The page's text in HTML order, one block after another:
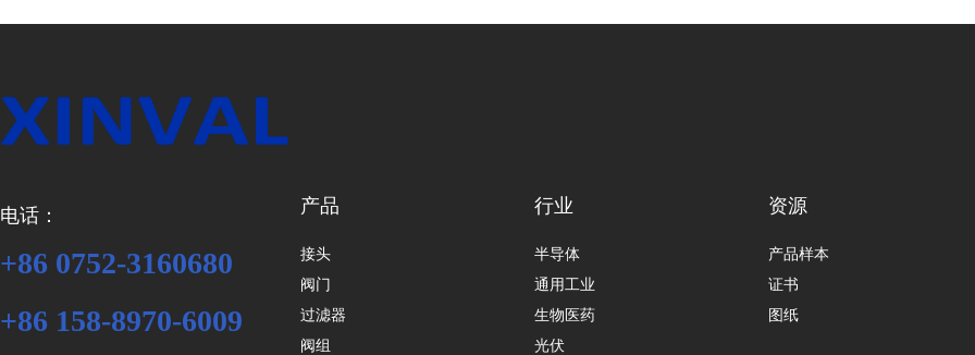
产品
接头
阀门
过滤器
阀组
行业
半导体
通用工业
生物医药
光伏
资源
产品样本
证书
图纸
电话：
+86 0752-3160680
+86 158-8970-6009